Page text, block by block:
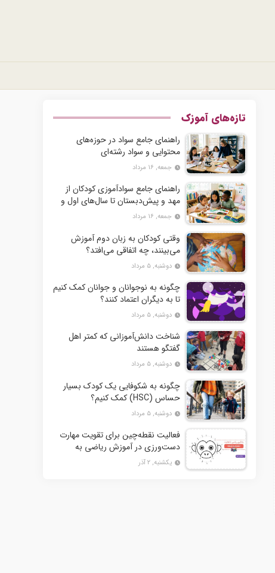
تازه‌های آموزک
راهنمای جامع سواد در حوزه‌های
محتوایی و سواد رشته‌ای
جمعه, ۱۶ مرداد
راهنمای جامع سوادآموزی کودکان از
مهد و پیش‌دبستان تا سال‌های اول و
دوم دبستان
جمعه, ۱۶ مرداد
وقتی کودکان به زبان دوم آموزش
می‌بینند، چه اتفاقی می‌افتد؟
دوشنبه, ۵ مرداد
چگونه به نوجوانان و جوانان کمک کنیم
تا به دیگران اعتماد کنند؟
دوشنبه, ۵ مرداد
شناخت دانش‌آموزانی که کمتر اهل
گفتگو هستند
دوشنبه, ۵ مرداد
چگونه به شکوفایی یک کودک بسیار
حساس (HSC) کمک کنیم؟
دوشنبه, ۵ مرداد
فعالیت نقطه‌چین برای تقویت مهارت
دست‌ورزی در آموزش ریاضی به
یکشنبه, ۲ آذر